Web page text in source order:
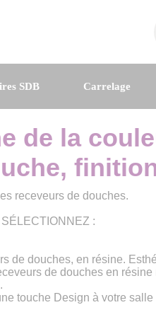
SDB Carrelage
de la
receveurs de douches.
:
de douches, en résine.
de douches en résine
touche Design à votre